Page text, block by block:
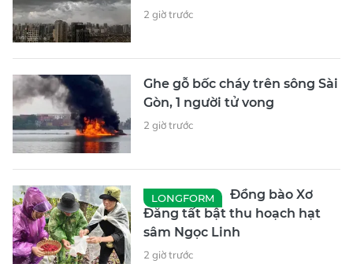
2 giờ trước
Ghe gỗ bốc cháy trên sông Sài
Gòn, 1 người tử vong
2 giờ trước
LONGFORM
Đồng bào Xơ
Đăng tất bật thu hoạch hạt
sâm Ngọc Linh
2 giờ trước